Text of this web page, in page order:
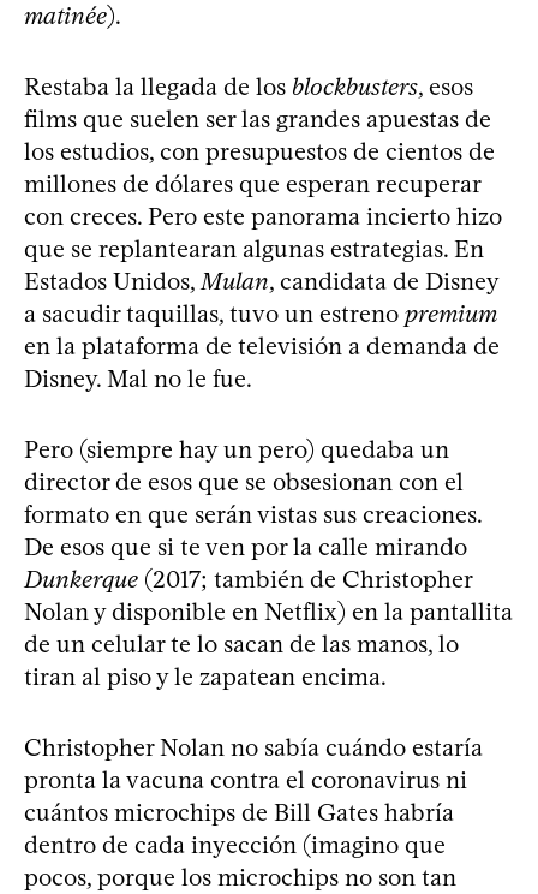
matinée).
Restaba la llegada de los blockbusters, esos
films que suelen ser las grandes apuestas de
los estudios, con presupuestos de cientos de
millones de dólares que esperan recuperar
con creces. Pero este panorama incierto hizo
que se replantearan algunas estrategias. En
Estados Unidos,Mulan, candidata de Disney
a sacudir taquillas, tuvo un estreno premium
en la plataforma de televisión a demanda de
Disney. Mal no le fue.
Pero (siempre hay un pero) quedaba un
director de esos que se obsesionan con el
formato en que serán vistas sus creaciones.
De esos que si te ven por la calle mirando
Dunkerque (2017; también de Christopher
Nolan y disponible en Netflix) en la pantallita
de un celular te lo sacan de las manos, lo
tiran al piso y le zapatean encima.
Christopher Nolan no sabía cuándo estaría
pronta la vacuna contra el coronavirus ni
cuántos microchips de Bill Gates habría
dentro de cada inyección (imagino que
pocos, porque los microchips no son tan